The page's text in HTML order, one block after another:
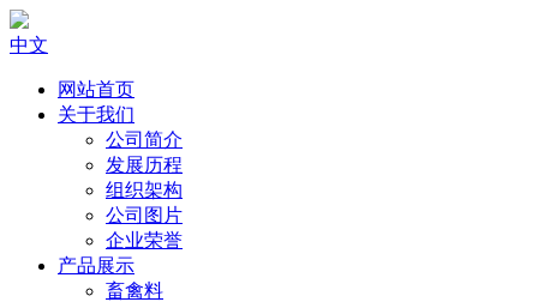
中文
网站首页
关于我们
公司简介
发展历程
组织架构
公司图片
企业荣誉
产品展示
畜禽料